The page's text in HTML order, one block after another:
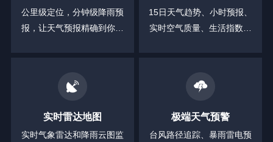
公里级定位，分钟级降雨预
报，让天气预报精确到你身
15日天气趋势、小时预报、
实时空气质量、生活指数等
实时雷达地图
实时气象雷达和降雨云图监
极端天气预警
台风路径追踪、暴雨雷电预